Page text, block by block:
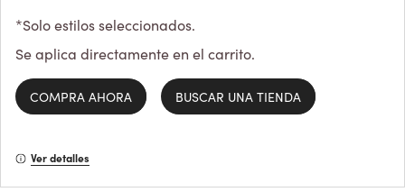
*Solo estilos seleccionados.
Se aplica directamente en el carrito.
COMPRA AHORA BUSCAR UNA TIENDA
Ver detalles